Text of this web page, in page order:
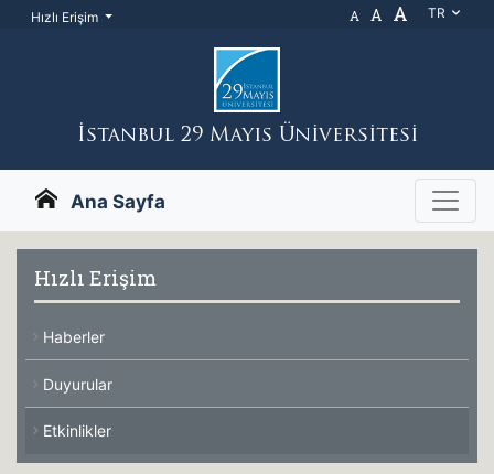
Hızlı Erişim A A A TR
İstanbul 29 Mayıs Üniversitesi
Ana Sayfa
Hızlı Erişim
Haberler
Duyurular
Etkinlikler